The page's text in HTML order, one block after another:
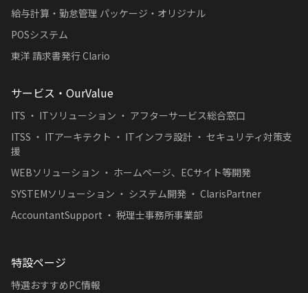
給与計算・勤怠管理 パッケージ・オリジナル
POSシステム
東洋 請求書発行 Clario
サービス・OurValue
ITS ・ ITソリューション ・ アフターサービス総合窓口
ITSS ・ ITアーキテクト ・ ITインフラ設計 ・ セキュリティ対策支
援
WEBソリューション ・ ホームページ、ECサイト等開発
SYSTEMソリューション ・ システム開発 ・ ClarisPartner
AccountantSupport ・ 税理士事務所事業部
特設ページ
特選おすすめPC情報